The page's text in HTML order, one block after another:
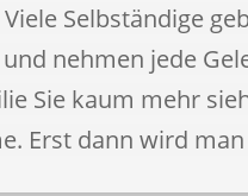
Selbständige
nehmen jede
Sie kaum mehr
Erst dann wird